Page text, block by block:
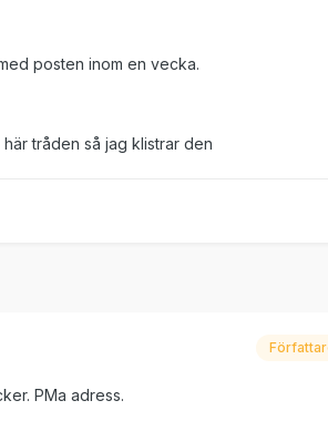
posten inom en vecka.
tråden så jag klistrar den
PMa adress.